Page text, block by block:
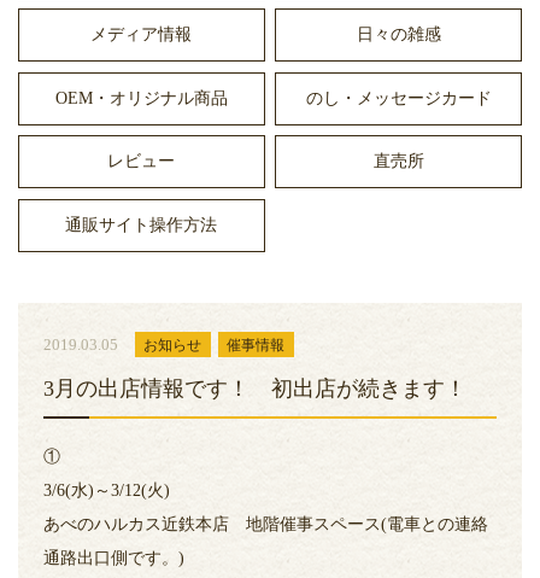
メディア情報 日々の雑感
OEM・オリジナル商品 のし・メッセージカード
レビュー 直売所
通販サイト操作方法
2019.03.05 お知らせ 催事情報
3月の出店情報です！ 初出店が続きます！
①
3/6(水)～3/12(火)
あべのハルカス近鉄本店 地階催事スペース(電車との連絡
通路出口側です。)